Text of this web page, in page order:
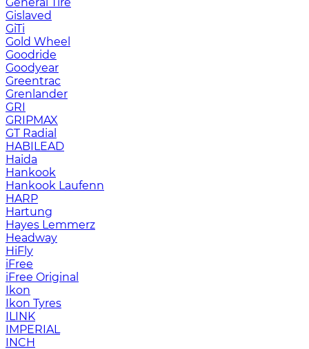
Gislaved
GiTi
Gold Wheel
Goodride
Goodyear
Greentrac
Grenlander
GRI
GRIPMAX
GT Radial
HABILEAD
Haida
Hankook
Hankook Laufenn
HARP
Hartung
Hayes Lemmerz
Headway
HiFly
iFree
iFree Original
Ikon
Ikon Tyres
ILINK
IMPERIAL
INCH